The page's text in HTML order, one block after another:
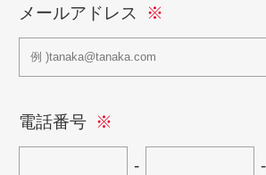
メールアドレス
電話番号
- -